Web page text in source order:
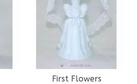
First Flowers